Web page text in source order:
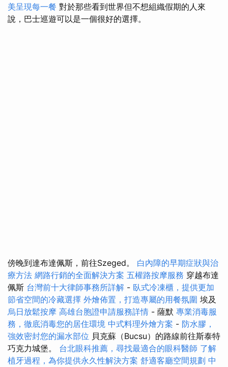
美呈現每一餐 對於那些看到世界但不想組織假期的人來
說，巴士巡遊可以是一個很好的選擇。
傍晚到達布達佩斯，前往Szeged。 白內障的早期症狀與治
療方法 網路行銷的全面解決方案 五權路按摩服務 穿越布達
佩斯 台灣前十大律師事務所詳解 - 臥式冷凍櫃，提供更加
節省空間的冷藏選擇 外燴佈置，打造專屬的用餐氛圍 埃及
烏日放鬆按摩 高雄台胞證申請服務詳情 - 薩默 專業消毒服
務，徹底消毒您的居住環境 中式料理外燴方案 - 防水膠，
強效密封您的漏水部位 貝克蘇（Bucsu）的路線前往斯泰特
巧克力城堡。 台北眼科推薦，尋找最適合的眼科醫師 了解
植牙過程，為你提供永久性解決方案 舒適客廳空間規劃 中